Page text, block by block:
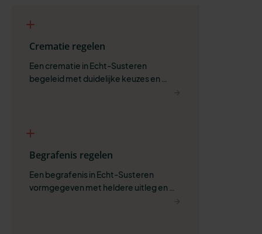
Crematie regelen
Een crematie in Echt-Susteren
begeleid met duidelijke keuzes en
Begrafenis regelen
Een begrafenis in Echt-Susteren
vormgegeven met heldere uitleg en